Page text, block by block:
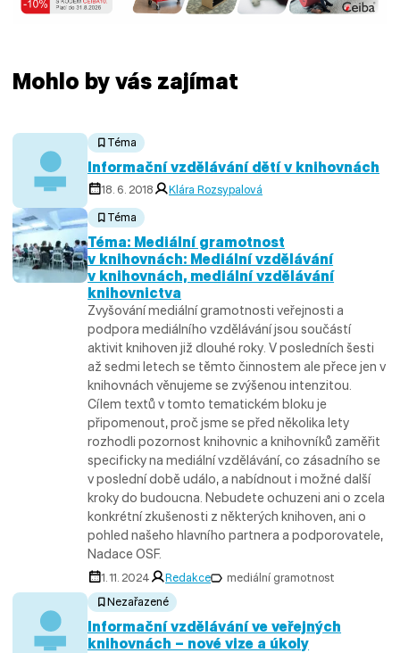
Mohlo by vás zajímat
Téma
Informační vzdělávání dětí v knihovnách
18. 6. 2018 Klára Rozsypalová
Téma
Téma: Mediální gramotnost
v knihovnách: Mediální vzdělávání
v knihovnách, mediální vzdělávání
knihovnictva
Zvyšování mediální gramotnosti veřejnosti a
podpora mediálního vzdělávání jsou součástí
aktivit knihoven již dlouhé roky. V posledních šesti
až sedmi letech se těmto činnostem ale přece jen v
knihovnách věnujeme se zvýšenou intenzitou.
Cílem textů v tomto tematickém bloku je
připomenout, proč jsme se před několika lety
rozhodli pozornost knihovnic a knihovníků zaměřit
specificky na mediální vzdělávání, co zásadního se
v poslední době událo, a nabídnout i možné další
kroky do budoucna. Nebudete ochuzeni ani o zcela
konkrétní zkušenosti z některých knihoven, ani o
pohled našeho hlavního partnera a podporovatele,
Nadace OSF.
1. 11. 2024 Redakce
mediální gramotnost
Nezařazené
Informační vzdělávání ve veřejných
knihovnách – nové vize a úkoly